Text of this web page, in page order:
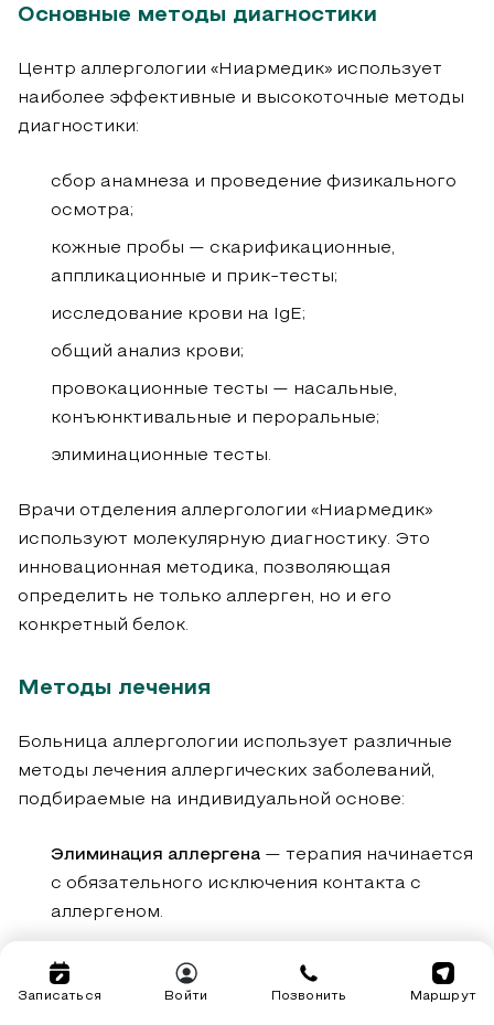
Основные методы диагностики
Центр аллергологии «Ниармедик» использует
наиболее эффективные и высокоточные методы
диагностики:
сбор анамнеза и проведение физикального
осмотра;
кожные пробы — скарификационные,
аппликационные и прик-тесты;
исследование крови на IgE;
общий анализ крови;
провокационные тесты — насальные,
конъюнктивальные и пероральные;
элиминационные тесты.
Врачи отделения аллергологии «Ниармедик»
используют молекулярную диагностику. Это
инновационная методика, позволяющая
определить не только аллерген, но и его
конкретный белок.
Методы лечения
Больница аллергологии использует различные
методы лечения аллергических заболеваний,
подбираемые на индивидуальной основе:
Элиминация аллергена — терапия начинается
с обязательного исключения контакта с
аллергеном.
назначение антигистаминов,
Записаться Войти Позвонить Маршрут